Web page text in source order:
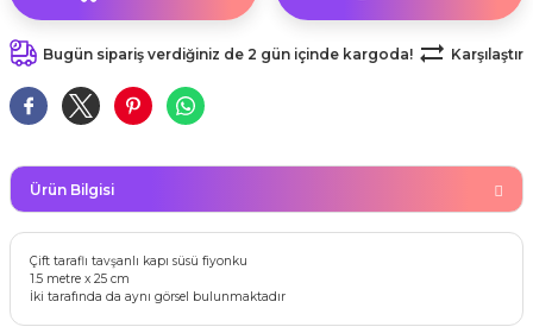
VE NİKAH Şekeri SARF
İlk dişim
süsleri
Bugün sipariş verdiğiniz de 2 gün içinde kargoda! Karşılaştır
Ürün Bilgisi
Çift taraflı tavşanlı kapı süsü fiyonku
1.5 metre x 25 cm
İki tarafında da aynı görsel bulunmaktadır